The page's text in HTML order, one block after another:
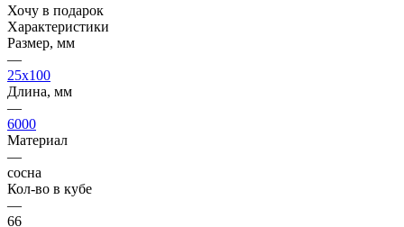
Хочу в подарок
Характеристики
Размер, мм
—
25x100
Длина, мм
—
6000
Материал
—
сосна
Кол-во в кубе
—
66